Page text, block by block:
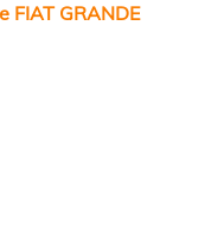
FIAT GRANDE